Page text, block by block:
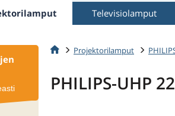
Televisiolamput
Projektorilamput
PHILIPS-UHP